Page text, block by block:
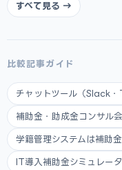
すべて見る →
比較記事ガイド
チャットツール（Slack
補助金・助成金コンサル
学籍管理システムは補助
IT導入補助金シミュレー